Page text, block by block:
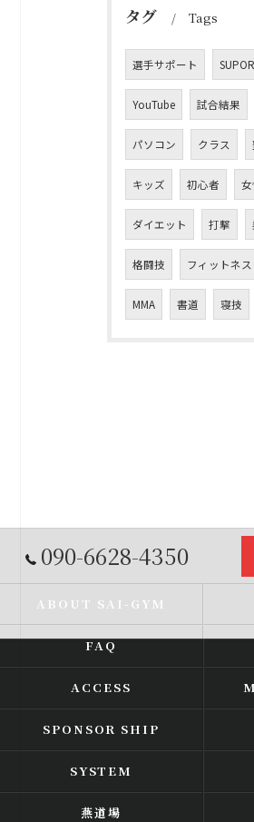
タグ Tags
選手サポート
YouTube 試合結果
パソコン クラス
キッズ 初心者 女
ダイエット 打撃
格闘技 フィットネス
MMA 書道 寝技
090-6628-4350
ABOUT SAI-GYM
FAQ
ACCESS
SPONSOR SHIP
SYSTEM
燕道場